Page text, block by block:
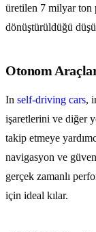
üretilen 7 milyar ton
dönüştürüldüğü
Otonom
In self-driving cars,
işaretlerini ve diğer
takip etmeye
navigasyon ve
gerçek zamanlı
için ideal kılar.